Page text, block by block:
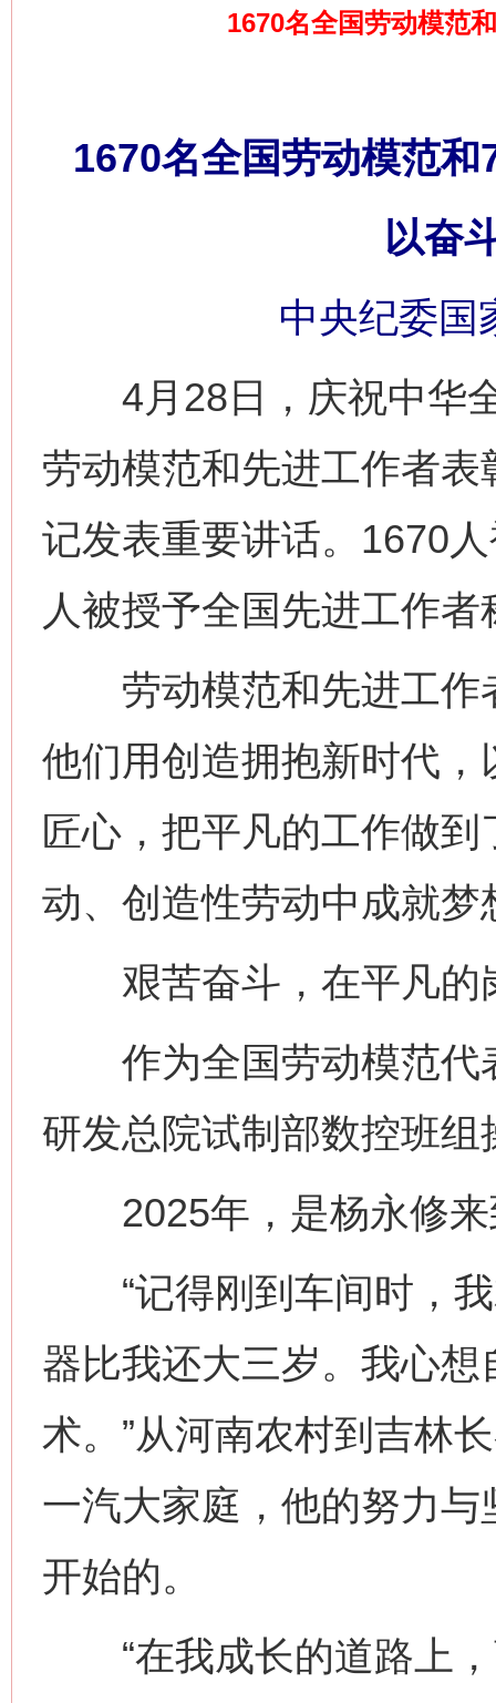
1670名全国劳动模范
1670名全国劳动模范
以奋
中央纪委国
4月28日，庆祝中华全
劳动模范和先进工作者
记发表重要讲话。1670
人被授予全国先进工作者
劳动模范和先进工作
他们用创造拥抱新时代
匠心，把平凡的工作做
动、创造性劳动中成就梦
艰苦奋斗，在平凡的
作为全国劳动模范代
研发总院试制部数控班
2025年，是杨永修来
“记得刚到车间时，我
器比我还大三岁。我心
术。”从河南农村到吉林
一汽大家庭，他的努力
开始的。
“在我成长的道路上，